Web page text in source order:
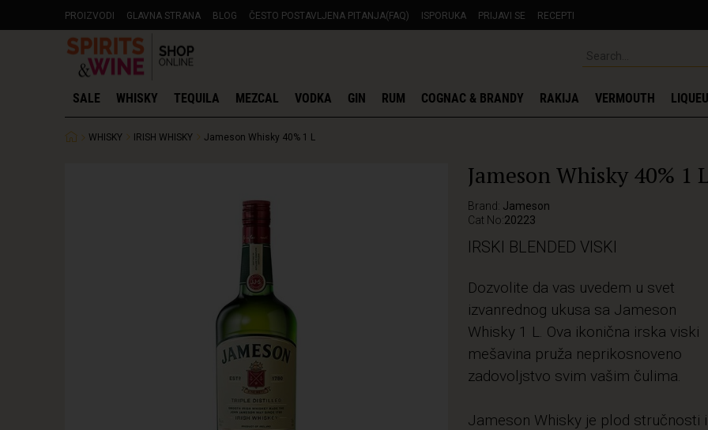
PROIZVODI GLAVNA STRANA BLOG ČESTO POSTAVLJENA PITANJA(FAQ) ISPORUKA PRIJAVI SE RECEPTI
SALE WHISKY TEQUILA MEZCAL VODKA GIN RUM COGNAC & BRANDY RAKIJA VERMOUTH
WHISKY IRISH WHISKY Jameson Whisky 40% 1 L
Jameson Whisky 40% 1
Brand: Jameson
Cat No:20223
IRSKI BLENDED VISKI
Dozvolite da vas uvedem u svet
izvanrednog ukusa sa Jameson
Whisky 1 L. Ova ikonična irska viski
mešavina pruža neprikosnoveno
zadovoljstvo svim vašim čulima.
Jameson Whisky je plod stručnosti i